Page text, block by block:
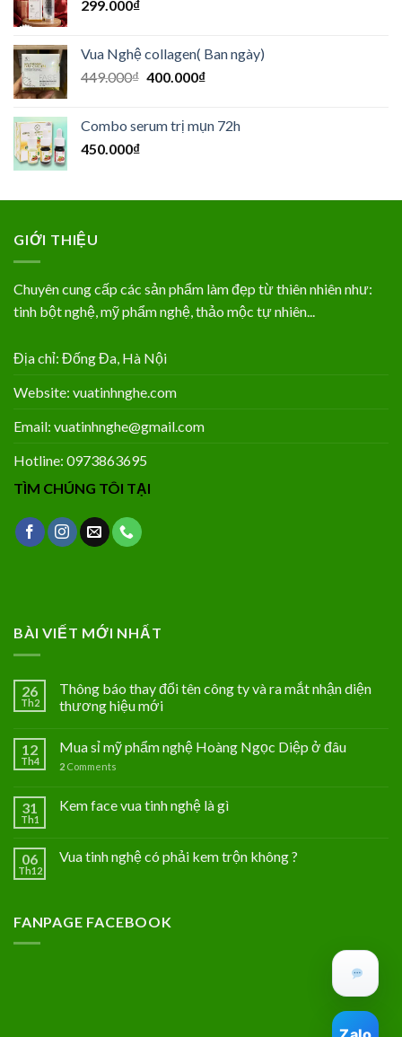
299.000₫
Vua Nghệ collagen( Ban ngày)
449.000₫ Giá
449.000₫.
400.000₫Giá
là:
Combo serum trị mụn 72h
450.000₫
GIỚI THIỆU
Chuyên cung cấp các sản phẩm làm đẹp từ thiên nhiên như:
tinh bột nghệ, mỹ phẩm nghệ, thảo mộc tự nhiên...
Địa chỉ: Đống Đa, Hà Nội
Website: vuatinhnghe.com
Email: vuatinhnghe@gmail.com
Hotline: 0973863695
TÌM CHÚNG TÔI TẠI
BÀI VIẾT MỚI NHẤT
26
Th2
Thông báo thay đổi tên công ty và ra mắt nhận diện
thương hiệu mới
12
Th4
Mua sỉ mỹ phẩm nghệ Hoàng Ngọc Diệp ở đâu
2 Comments
31
Th1
Kem face vua tinh nghệ là gì
06
Th12
Vua tinh nghệ có phải kem trộn không ?
FANPAGE FACEBOOK